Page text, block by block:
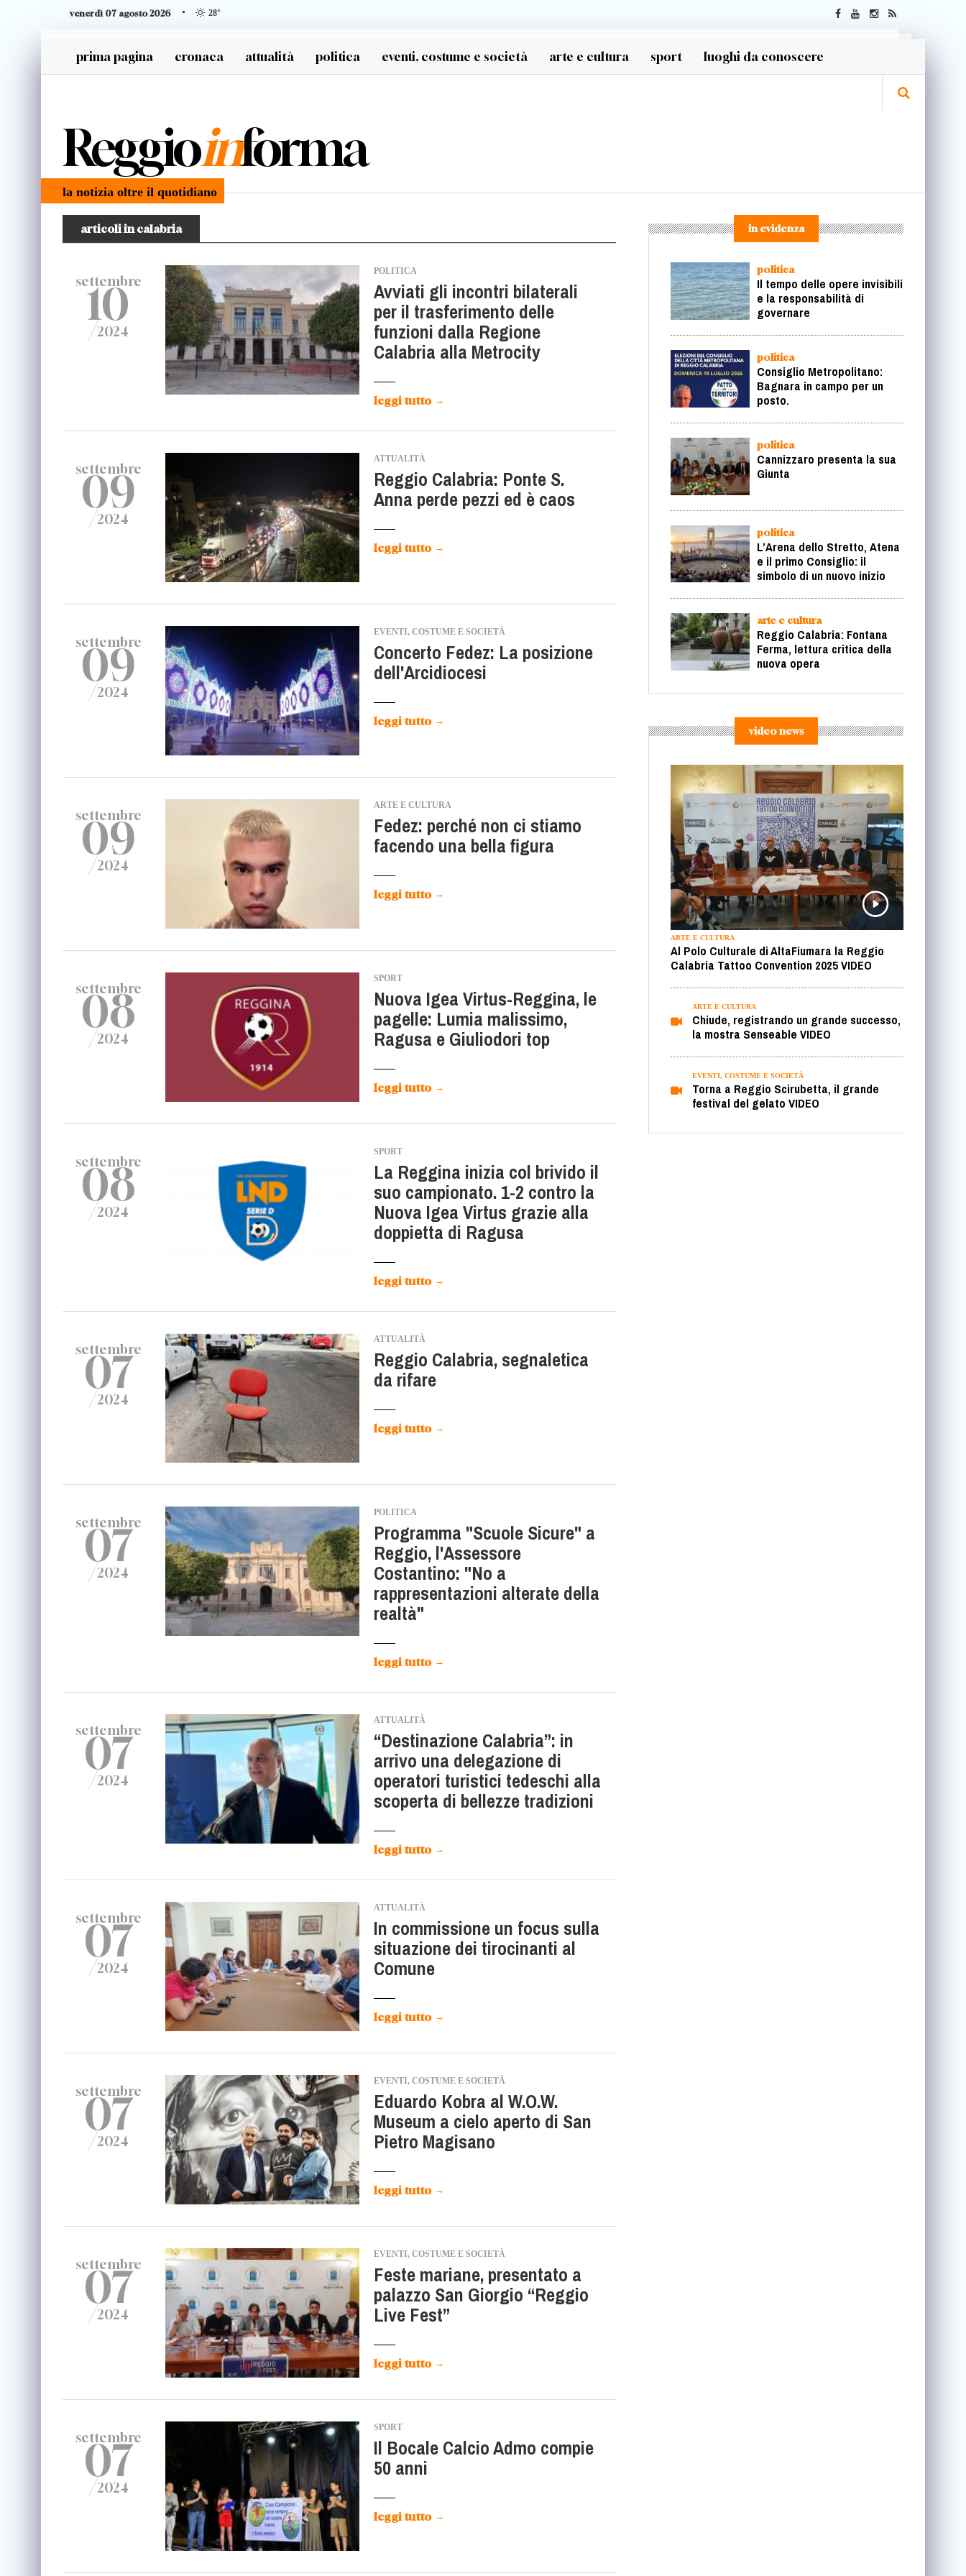
venerdì 07 agosto 2026 28°
prima pagina cronaca attualità politica eventi, costume e società arte e cultura sport luoghi da conoscere
Reggioinforma
la notizia oltre il quotidiano
articoli in calabria
settembre
10
/2024
POLITICA
Avviati gli incontri bilaterali
per il trasferimento delle
funzioni dalla Regione
Calabria alla Metrocity
leggi tutto →
settembre
09
/2024
ATTUALITÀ
Reggio Calabria: Ponte S.
Anna perde pezzi ed è caos
leggi tutto →
settembre
09
/2024
EVENTI, COSTUME E SOCIETÀ
Concerto Fedez: La posizione
dell'Arcidiocesi
leggi tutto →
settembre
09
/2024
ARTE E CULTURA
Fedez: perché non ci stiamo
facendo una bella figura
leggi tutto →
settembre
08
/2024
SPORT
Nuova Igea Virtus-Reggina, le
pagelle: Lumia malissimo,
Ragusa e Giuliodori top
leggi tutto →
settembre
08
/2024
SPORT
La Reggina inizia col brivido il
suo campionato. 1-2 contro la
Nuova Igea Virtus grazie alla
doppietta di Ragusa
leggi tutto →
settembre
07
/2024
ATTUALITÀ
Reggio Calabria, segnaletica
da rifare
leggi tutto →
settembre
07
/2024
POLITICA
Programma "Scuole Sicure" a
Reggio, l'Assessore
Costantino: "No a
rappresentazioni alterate della
realtà"
leggi tutto →
settembre
07
/2024
ATTUALITÀ
“Destinazione Calabria”: in
arrivo una delegazione di
operatori turistici tedeschi alla
scoperta di bellezze tradizioni
leggi tutto →
settembre
07
/2024
ATTUALITÀ
In commissione un focus sulla
situazione dei tirocinanti al
Comune
leggi tutto →
settembre
07
/2024
EVENTI, COSTUME E SOCIETÀ
Eduardo Kobra al W.O.W.
Museum a cielo aperto di San
Pietro Magisano
leggi tutto →
settembre
07
/2024
EVENTI, COSTUME E SOCIETÀ
Feste mariane, presentato a
palazzo San Giorgio “Reggio
Live Fest”
leggi tutto →
settembre
07
/2024
SPORT
Il Bocale Calcio Admo compie
50 anni
leggi tutto →
in evidenza
politica
Il tempo delle opere invisibili
e la responsabilità di
governare
politica
Consiglio Metropolitano:
Bagnara in campo per un
posto.
politica
Cannizzaro presenta la sua
Giunta
politica
L’Arena dello Stretto, Atena
e il primo Consiglio: il
simbolo di un nuovo inizio
arte e cultura
Reggio Calabria: Fontana
Ferma, lettura critica della
nuova opera
video news
ARTE E CULTURA
Al Polo Culturale di AltaFiumara la Reggio
Calabria Tattoo Convention 2025 VIDEO
ARTE E CULTURA
Chiude, registrando un grande successo,
la mostra Senseable VIDEO
EVENTI, COSTUME E SOCIETÀ
Torna a Reggio Scirubetta, il grande
festival del gelato VIDEO